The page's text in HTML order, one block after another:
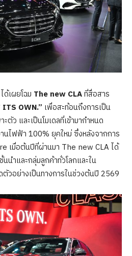
ด้เผยโฉม The new CLAที่สื่อสาร
ITS OWN.” เพื่อสะท้อนถึงการเป็น
ว และเป็นโมเดลที่เข้ามากำหนด
ไฟฟ้า 100% ยุคใหม่ ซึ่งหลังจากการ
เมื่อต้นปีที่ผ่านมา The new CLA ได้
นำและกลุ่มลูกค้าทั่วโลกและใน
ตัวอย่างเป็นทางการในช่วงต้นปี 2569